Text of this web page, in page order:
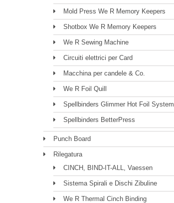
Mold Press We R Memory Keepers
Shotbox We R Memory Keepers
We R Sewing Machine
Circuiti elettrici per Card
Macchina per candele & Co.
We R Foil Quill
Spellbinders Glimmer Hot Foil System
Spellbinders BetterPress
Punch Board
Rilegatura
CINCH, BIND-IT-ALL, Vaessen
Sistema Spirali e Dischi Zibuline
We R Thermal Cinch Binding